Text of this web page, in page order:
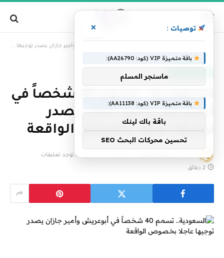
السعودية.. تسمم 40 شخصاً في
أبوعريش وأمير جازان يصدر
توجيها عاجلا بخصوص الواقعة
لا توجد تعليقات
2 دقائق
توصيات : ×
باقة متميزة VIP (كود: AA26790):
ماسنجر المسلم
باقة متميزة VIP (كود: AA11138):
باقة باك لينك
تحسين محركات البحث SEO